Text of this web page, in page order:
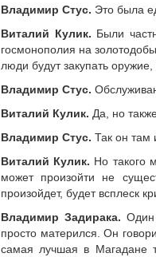
Владимир Стус. Это была
Виталий Кулик. Были
госмонополия на
люди будут закупать оружие,
Владимир Стус.
Виталий Кулик. Да, но
Владимир Стус. Так он там
Виталий Кулик. Но такого
может произойти не
произойдет, будет всплеск
Владимир Задирака. Один
просто матерился. Он
самая лучшая в Магадане